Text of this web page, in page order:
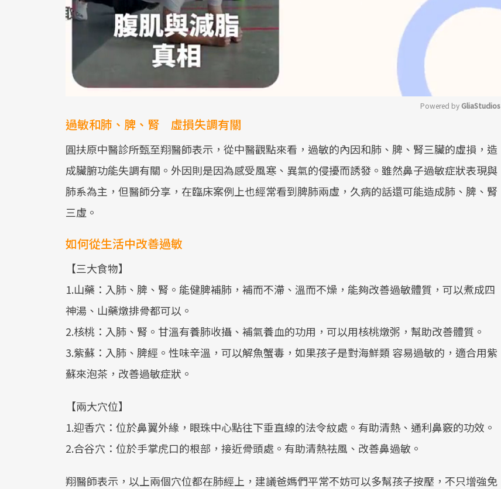
Powered by GliaStudios
過敏和肺、脾、腎 虛損失調有關
圓扶原中醫診所甄至翔醫師表示，從中醫觀點來看，過敏的內因和肺、脾、腎三臟的虛損，造
成臟腑功能失調有關。外因則是因為感受風寒、異氣的侵擾而誘發。雖然鼻子過敏症狀表現與
肺系為主，但醫師分享，在臨床案例上也經常看到脾肺兩虛，久病的話還可能造成肺、脾、腎
三虛。
如何從生活中改善過敏
【三大食物】
1.山藥：入肺、脾、腎。能健脾補肺，補而不滯、溫而不燥，能夠改善過敏體質，可以煮成四
神湯、山藥燉排骨都可以。
2.核桃：入肺、腎。甘溫有養肺收攝、補氣養血的功用，可以用核桃燉粥，幫助改善體質。
3.紫蘇：入肺、脾經。性味辛溫，可以解魚蟹毒，如果孩子是對海鮮類 容易過敏的，適合用紫
蘇來泡茶，改善過敏症狀。
【兩大穴位】
1.迎香穴：位於鼻翼外緣，眼珠中心點往下垂直線的法令紋處。有助清熱、通利鼻竅的功效。
2.合谷穴：位於手掌虎口的根部，接近骨頭處。有助清熱祛風、改善鼻過敏。
翔醫師表示，以上兩個穴位都在肺經上，建議爸媽們平常不妨可以多幫孩子按壓，不只增強免